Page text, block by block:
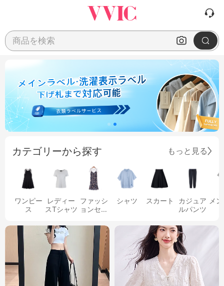
商品を検索
カテゴリーから探す もっと見る
ワンピー
ス
レディー
スTシャツ
ファッシ
ョンセッ
シャツ スカート
カジュア
ルパンツ
メ